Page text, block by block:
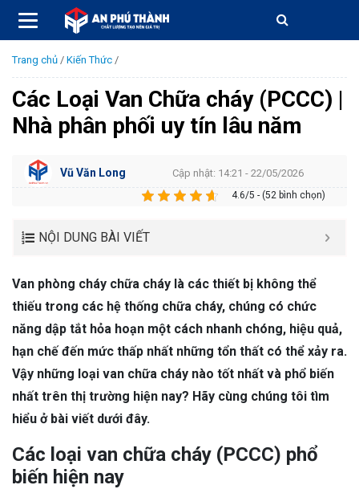
Trang chủ / Kiến Thức /
Các Loại Van Chữa cháy (PCCC) |
Nhà phân phối uy tín lâu năm
Vũ Văn Long Cập nhật: 14:21 - 22/05/2026
4.6/5 - (52 bình chọn)
NỘI DUNG BÀI VIẾT
Van phòng cháy chữa cháy là các thiết bị không thể
thiếu trong các hệ thống chữa cháy, chúng có chức
năng dập tắt hỏa hoạn một cách nhanh chóng, hiệu quả,
hạn chế đến mức thấp nhất những tổn thất có thể xảy ra.
Vậy những loại van chữa cháy nào tốt nhất và phổ biến
nhất trên thị trường hiện nay? Hãy cùng chúng tôi tìm
hiểu ở bài viết dưới đây.
Các loại van chữa cháy (PCCC) phổ
biến hiện nay